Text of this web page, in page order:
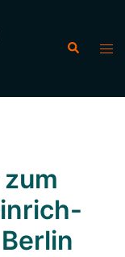
Suche